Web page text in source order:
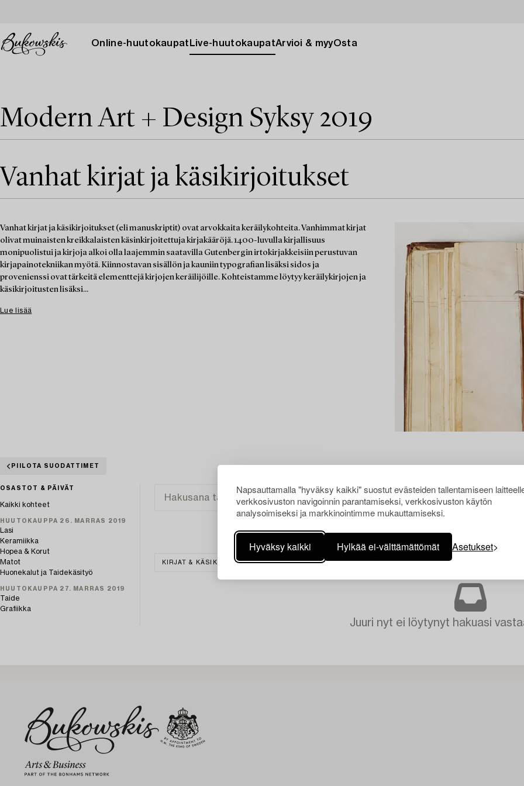
Napsauttamalla "hyväksy kaikki" suostut evästeiden tallentamiseen
verkkosivuston navigoinnin parantamiseksi, verkkosivuston käytön
analysoimiseksi ja markkinointimme mukauttamiseksi.
Hyväksy kaikki Hylkää ei-välttämättömät Asetukset
Online-huutokaupat Live-huutokaupatArvioi & myyOsta
Modern Art + Design Syksy 2019
Vanhat kirjat ja käsikirjoitukset
Vanhat kirjat ja käsikirjoitukset (eli manuskriptit) ovat arvokkaita keräilykohteita. Vanhimmat kirjat
olivat muinaisten kreikkalaisten käsinkirjoitettuja kirjakääröjä. 1400-luvulla kirjallisuus
monipuolistui ja kirjoja alkoi olla laajemmin saatavilla Gutenbergin irtokirjakkeisiin perustuvan
kirjapainotekniikan myötä. Kiinnostavan sisällön ja kauniin typografian lisäksi sidos ja
provenienssi ovat tärkeitä elementtejä kirjojen keräilijöille. Kohteistamme löytyy keräilykirjojen ja
käsikirjoitusten lisäksi...
Lue lisää
PIILOTA SUODATTIMET
OSASTOT & PÄIVÄT
Kaikki kohteet
HUUTOKAUPPA 26. MARRAS 2019
Lasi
Keramiikka
Hopea & Korut
Matot
Huonekalut ja Taidekäsityö
HUUTOKAUPPA 27. MARRAS 2019
Taide
Grafiikka
KIRJAT & KÄSIKIRJOITUKSET GRAFIIKKA TYHJENNÄ KAIKKI
Juuri nyt ei löytynyt hakuasi